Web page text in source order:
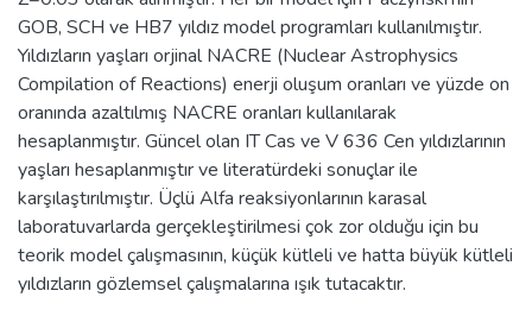
GOB, SCH ve HB7 yıldız model programları kullanılmıştır.
Yıldızların yaşları orjinal NACRE (Nuclear Astrophysics
Compilation of Reactions) enerji oluşum oranları ve yüzde on
oranında azaltılmış NACRE oranları kullanılarak
hesaplanmıştır. Güncel olan IT Cas ve V 636 Cen yıldızlarının
yaşları hesaplanmıştır ve literatürdeki sonuçlar ile
karşılaştırılmıştır. Üçlü Alfa reaksiyonlarının karasal
laboratuvarlarda gerçekleştirilmesi çok zor olduğu için bu
teorik model çalışmasının, küçük kütleli ve hatta büyük kütleli
yıldızların gözlemsel çalışmalarına ışık tutacaktır.